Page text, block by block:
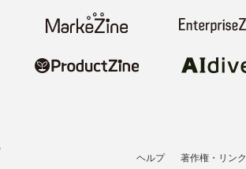
ヘルプ 著作権・リンク